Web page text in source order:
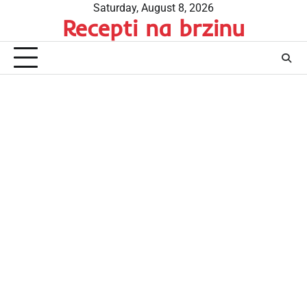
content
Saturday, August 8, 2026
Recepti na brzinu